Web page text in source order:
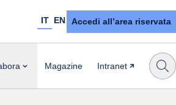
IT EN Accedi all’area riservata
Magazine Intranet